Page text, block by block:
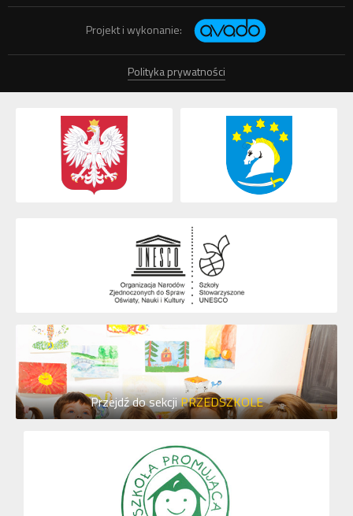
Projekt i wykonanie:
Polityka prywatności
Przejdź do sekcjiPRZEDSZKOLE